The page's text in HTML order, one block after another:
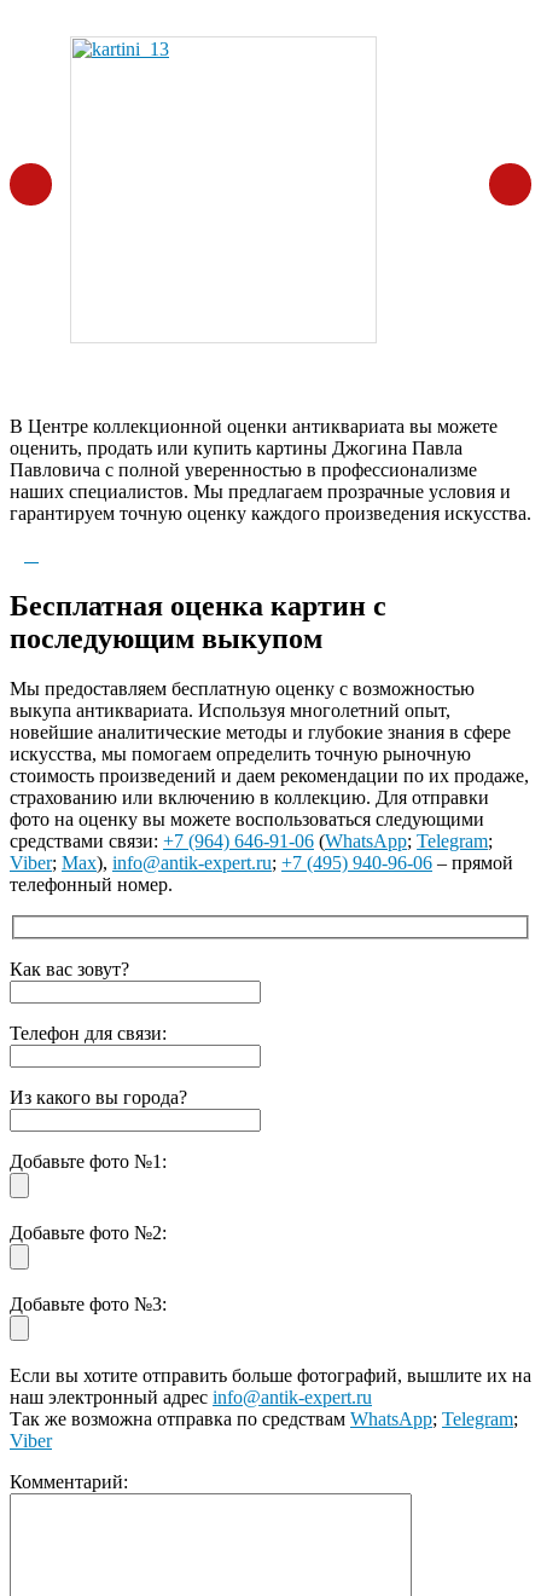
В Центре коллекционной оценки антиквариата вы можете
оценить, продать или купить картины Джогина Павла
Павловича с полной уверенностью в профессионализме
наших специалистов. Мы предлагаем прозрачные условия и
гарантируем точную оценку каждого произведения искусства.
Бесплатная оценка картин с
последующим выкупом
Мы предоставляем бесплатную оценку с возможностью
выкупа антиквариата. Используя многолетний опыт,
новейшие аналитические методы и глубокие знания в сфере
искусства, мы помогаем определить точную рыночную
стоимость произведений и даем рекомендации по их продаже,
страхованию или включению в коллекцию. Для отправки
фото на оценку вы можете воспользоваться следующими
средствами связи: +7 (964) 646-91-06 (WhatsApp; Telegram;
Viber; Max), info@antik-expert.ru; +7 (495) 940-96-06 – прямой
телефонный номер.
Как вас зовут?
Телефон для связи:
Из какого вы города?
Добавьте фото №1:
Добавьте фото №2:
Добавьте фото №3:
Если вы хотите отправить больше фотографий, вышлите их на
наш электронный адрес info@antik-expert.ru
Так же возможна отправка по средствам WhatsApp; Telegram;
Viber
Комментарий: